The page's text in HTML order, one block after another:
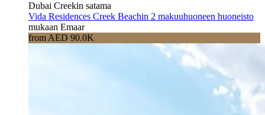
Dubai Creekin satama
Vida Residences Creek Beachin 2 makuuhuoneen huoneisto
mukaan Emaar
from AED 90.0K